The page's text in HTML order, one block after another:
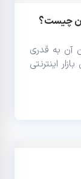
چیست؟
آن به قدری
اینترنتی